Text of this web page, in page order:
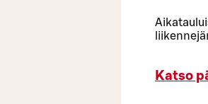
Katso